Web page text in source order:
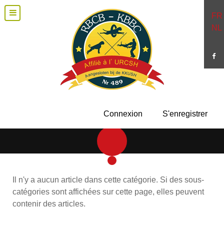
FR
NL
Connexion S'enregistrer
Il n'y a aucun article dans cette catégorie. Si des sous-
catégories sont affichées sur cette page, elles peuvent
contenir des articles.